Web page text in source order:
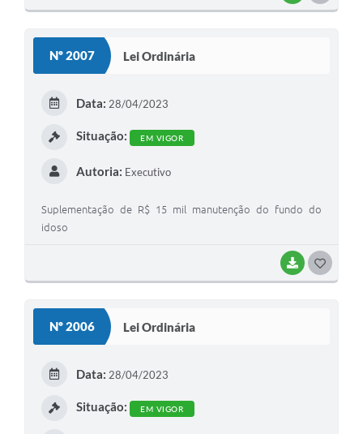
Nº 2007 Lei Ordinária
BAIXAR
Data: 28/04/2023
Situação: EM VIGOR
Autoria: Executivo
Suplementação de R$ 15 mil manutenção do fundo do
idoso
Nº 2006 Lei Ordinária
Data: 28/04/2023
Situação: EM VIGOR